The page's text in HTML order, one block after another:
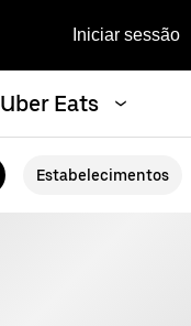
Iniciar sessão
Uber Eats
Estabelecimentos